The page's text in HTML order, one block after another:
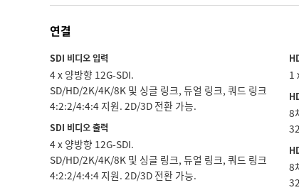
연결
SDI 비디오 입력
4 x 양방향 12G‑SDI.
SD/HD/2K/4K/8K 및 싱글 링크, 듀얼 링크, 쿼드 링크
4:2:2/4:4:4 지원. 2D/3D 전환 가능.
SDI 비디오 출력
4 x 양방향 12G‑SDI.
SD/HD/2K/4K/8K 및 싱글 링크, 듀얼 링크, 쿼드 링크
4:2:2/4:4:4 지원. 2D/3D 전환 가능.
1
8
8